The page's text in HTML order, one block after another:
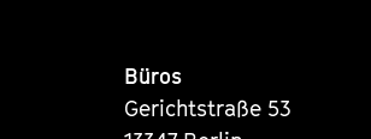
Büros
Gerichtstraße 53